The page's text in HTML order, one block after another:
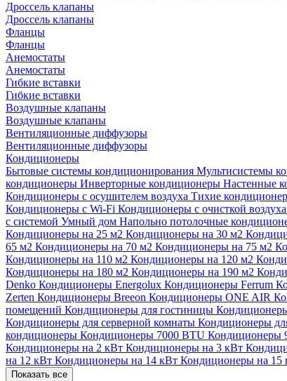
Дроссель клапаны
Дроссель клапаны
Фланцы
Фланцы
Анемостаты
Анемостаты
Гибкие вставки
Гибкие вставки
Воздушные клапаны
Воздушные клапаны
Вентиляционные диффузоры
Вентиляционные диффузоры
Кондиционеры
Бытовые системы кондиционирования Мультисистемы
кондиционеры Инверторные кондиционеры Настенные
Кондиционеры с осушителем воздуха Тихие
Кондиционеры с Wi-Fi Кондиционеры с очисткой воздуха
с системой Умный дом Напольно потолочные
Кондиционеры на 25 м2 Кондиционеры на 30 м2
65 м2 Кондиционеры на 70 м2 Кондиционеры на 75 м2
Кондиционеры на 110 м2 Кондиционеры на 120 м2
Кондиционеры на 180 м2 Кондиционеры на 190 м2
Denko Кондиционеры Energolux Кондиционеры Ferrum
Zerten Кондиционеры Breeon Кондиционеры ONE AIR
помещений Кондиционеры для гостиницы
Кондиционеры для серверной комнаты Кондиционеры
кондиционеры Кондиционеры 7000 BTU Кондиционеры
Кондиционеры на 2 кВт Кондиционеры на 3 кВт
на 12 кВт Кондиционеры на 14 кВт Кондиционеры на 15
Показать все